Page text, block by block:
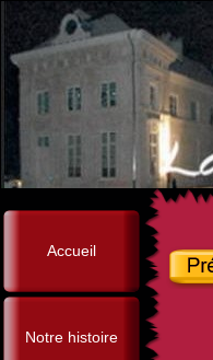
Accueil
Notre histoire